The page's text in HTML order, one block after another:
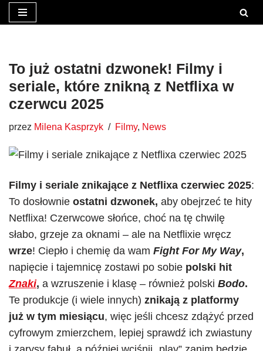
treści
To już ostatni dzwonek! Filmy i
seriale, które znikną z Netflixa w
czerwcu 2025
przez Milena Kasprzyk Filmy, News
Filmy i seriale znikające z Netflixa czerwiec 2025:
To dosłownie ostatni dzwonek, aby obejrzeć te hity
Netflixa! Czerwcowe słońce, choć na tę chwilę
słabo, grzeje za oknami – ale na Netflixie wręcz
wrze! Ciepło i chemię da wam Fight For My Way,
napięcie i tajemnicę zostawi po sobie polski hit
Znaki, a wzruszenie i klasę – również polski Bodo.
Te produkcje (i wiele innych) znikają z platformy
już w tym miesiącu, więc jeśli chcesz zdążyć przed
cyfrowym zmierzchem, lepiej sprawdź ich zwiastuny